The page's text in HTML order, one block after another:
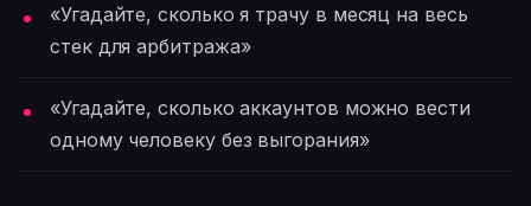
«Угадайте, сколько я трачу в месяц на весь
стек для арбитража»
«Угадайте, сколько аккаунтов можно вести
одному человеку без выгорания»